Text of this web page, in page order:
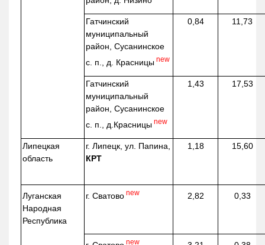
Гатчинский
муниципальный
район, Сусанинское
с. п., д. Красницы new
0,84 11,73
Гатчинский
муниципальный
район, Сусанинское
с. п., д.Красницы new
1,43 17,53
Липецкая
область
г. Липецк, ул. Папина,
КРТ
1,18 15,60
Луганская
Народная
Республика
г. Сватово new 2,82 0,33
new